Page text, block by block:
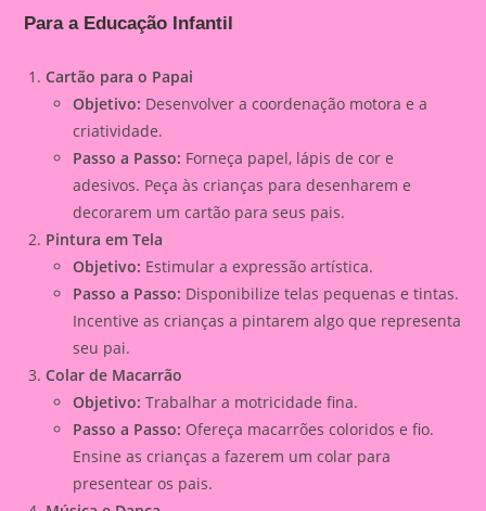
Para a Educação Infantil
Cartão para o Papai
Objetivo: Desenvolver a coordenação motora e a
criatividade.
Passo a Passo: Forneça papel, lápis de cor e
adesivos. Peça às crianças para desenharem e
decorarem um cartão para seus pais.
Pintura em Tela
Objetivo: Estimular a expressão artística.
Passo a Passo: Disponibilize telas pequenas e tintas.
Incentive as crianças a pintarem algo que representa
seu pai.
Colar de Macarrão
Objetivo: Trabalhar a motricidade fina.
Passo a Passo: Ofereça macarrões coloridos e fio.
Ensine as crianças a fazerem um colar para
presentear os pais.